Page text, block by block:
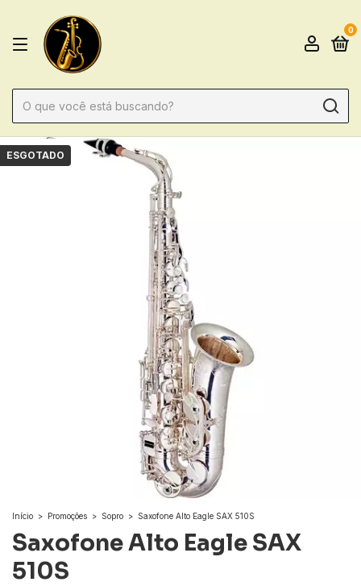
0
ESGOTADO
Início > Promoções > Sopro > Saxofone Alto Eagle SAX 510S
Saxofone Alto Eagle SAX
510S